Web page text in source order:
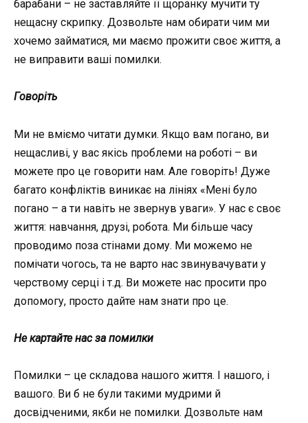
барабани – не заставляйте її щоранку мучити ту
нещасну скрипку. Дозвольте нам обирати чим ми
хочемо займатися, ми маємо прожити своє життя, а
не виправити ваші помилки.
Говоріть
Ми не вміємо читати думки. Якщо вам погано, ви
нещасливі, у вас якісь проблеми на роботі – ви
можете про це говорити нам. Але говоріть! Дуже
багато конфліктів виникає на лініях «Мені було
погано – а ти навіть не звернув уваги». У нас є своє
життя: навчання, друзі, робота. Ми більше часу
проводимо поза стінами дому. Ми можемо не
помічати чогось, та не варто нас звинувачувати у
черствому серці і т.д. Ви можете нас просити про
допомогу, просто дайте нам знати про це.
Не картайте нас за помилки
Помилки – це складова нашого життя. І нашого, і
вашого. Ви б не були такими мудрими й
досвідченими, якби не помилки. Дозвольте нам